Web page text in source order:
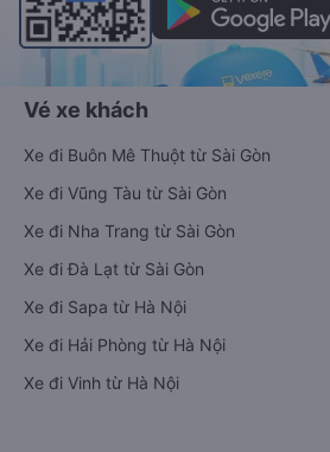
Vé xe khách
Xe đi Buôn Mê Thuột từ Sài Gòn
Xe đi Vũng Tàu từ Sài Gòn
Xe đi Nha Trang từ Sài Gòn
Xe đi Đà Lạt từ Sài Gòn
Xe đi Sapa từ Hà Nội
Xe đi Hải Phòng từ Hà Nội
Xe đi Vinh từ Hà Nội